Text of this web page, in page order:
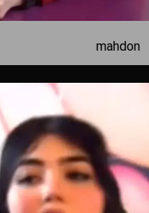
mahdon